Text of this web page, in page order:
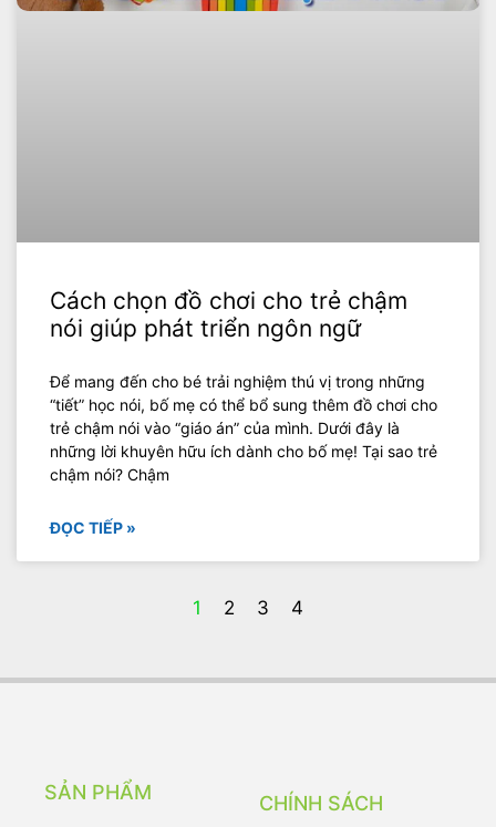
Cách chọn đồ chơi cho trẻ chậm
nói giúp phát triển ngôn ngữ
Để mang đến cho bé trải nghiệm thú vị trong những
“tiết” học nói, bố mẹ có thể bổ sung thêm đồ chơi cho
trẻ chậm nói vào “giáo án” của mình. Dưới đây là
những lời khuyên hữu ích dành cho bố mẹ! Tại sao trẻ
chậm nói? Chậm
ĐỌC TIẾP »
1 2 3 4
SẢN PHẨM CHÍNH SÁCH